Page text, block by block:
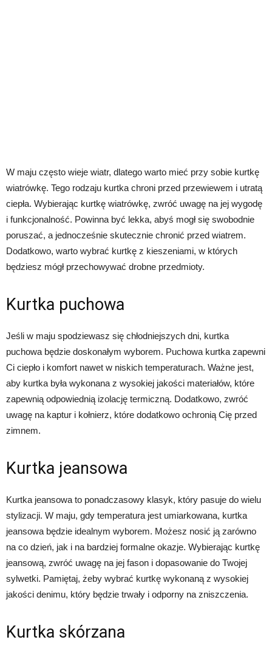
W maju często wieje wiatr, dlatego warto mieć przy sobie kurtkę
wiatrówkę. Tego rodzaju kurtka chroni przed przewiewem i utratą
ciepła. Wybierając kurtkę wiatrówkę, zwróć uwagę na jej wygodę
i funkcjonalność. Powinna być lekka, abyś mogł się swobodnie
poruszać, a jednocześnie skutecznie chronić przed wiatrem.
Dodatkowo, warto wybrać kurtkę z kieszeniami, w których
będziesz mógł przechowywać drobne przedmioty.
Kurtka puchowa
Jeśli w maju spodziewasz się chłodniejszych dni, kurtka
puchowa będzie doskonałym wyborem. Puchowa kurtka zapewni
Ci ciepło i komfort nawet w niskich temperaturach. Ważne jest,
aby kurtka była wykonana z wysokiej jakości materiałów, które
zapewnią odpowiednią izolację termiczną. Dodatkowo, zwróć
uwagę na kaptur i kołnierz, które dodatkowo ochronią Cię przed
zimnem.
Kurtka jeansowa
Kurtka jeansowa to ponadczasowy klasyk, który pasuje do wielu
stylizacji. W maju, gdy temperatura jest umiarkowana, kurtka
jeansowa będzie idealnym wyborem. Możesz nosić ją zarówno
na co dzień, jak i na bardziej formalne okazje. Wybierając kurtkę
jeansową, zwróć uwagę na jej fason i dopasowanie do Twojej
sylwetki. Pamiętaj, żeby wybrać kurtkę wykonaną z wysokiej
jakości denimu, który będzie trwały i odporny na zniszczenia.
Kurtka skórzana